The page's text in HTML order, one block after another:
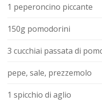
1 peperoncino piccante
150g pomodorini
3 cucchiai passata di
pepe, sale, prezzemolo
1 spicchio di aglio